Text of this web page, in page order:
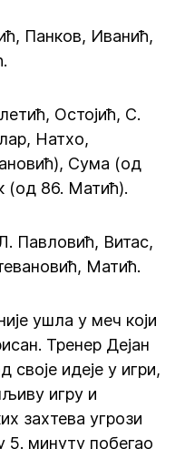
Панков, Иванић,
Остојић, С.
Натхо,
Сума (од
(од 86. Матић).
Павловић, Витас,
Матић.
ушла у меч који
Тренер Дејан
своје идеје у игри,
игру и
захтева угрози
5. минуту побегао